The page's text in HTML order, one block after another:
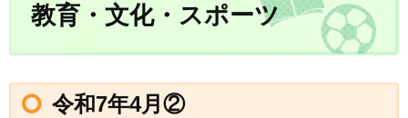
教育・文化・スポーツ
令和7年4月②